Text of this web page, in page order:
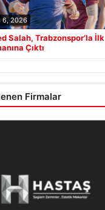
6, 2026
Salah, Trabzonspor’la İlk
Çıktı
Firmalar